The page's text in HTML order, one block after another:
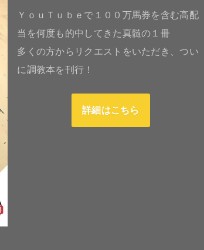
ＹｏｕＴｕｂｅで１００万馬券を含む高配
当を何度も的中してきた真髄の１冊
多くの方からリクエストをいただき、つい
に調教本を刊行！
詳細はこちら